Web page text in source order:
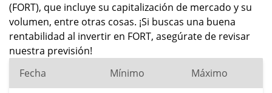
(FORT), que incluye su capitalización de mercado y su
volumen, entre otras cosas. ¡Si buscas una buena
rentabilidad al invertir en FORT, asegúrate de revisar
nuestra previsión!
Fecha
Mínimo Máximo